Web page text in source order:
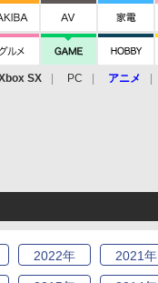
SX PC アニメ
2022年 2021年